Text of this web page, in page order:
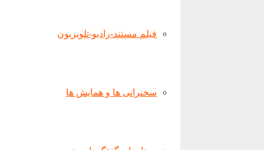
فیلم مستند-رادیو-تلویزیون
سخنرانی ها و همایش ها